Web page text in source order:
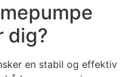
dig?
en stabil og effektiv